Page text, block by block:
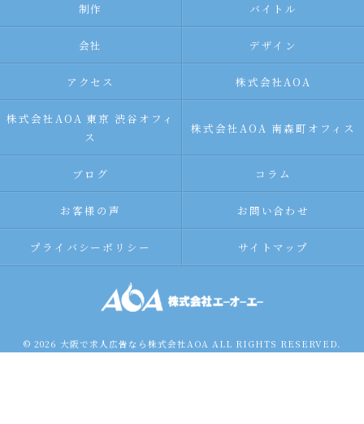
制作 バイトル
会社 デザイン
アクセス 株式会社AOA
株式会社AOA 東京 渋谷オフィ
ス
株式会社AOA 南森町オフィス
ブログ コラム
お客様の声 お問い合わせ
プライバシーポリシー サイトマップ
© 2026 大阪で求人広告なら株式会社AOA ALL RIGHTS RESERVED.